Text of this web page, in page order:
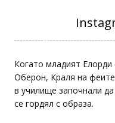
Когато младият
Оберон, Краля на
в училище започнали
се гордял с образа.